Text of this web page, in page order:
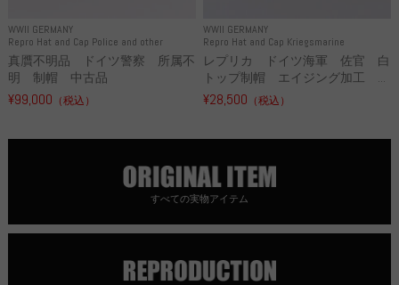
WWII GERMANY
Repro Hat and Cap Police and other
真贋不明品 ドイツ警察 所属不
明 制帽 中古品
¥99,000 （税込）
WWII GERMANY
Repro Hat and Cap Kriegsmarine
レプリカ ドイツ海軍 佐官 白
トップ制帽 エイジング加工 ...
¥28,500 （税込）
すべての実物アイテム